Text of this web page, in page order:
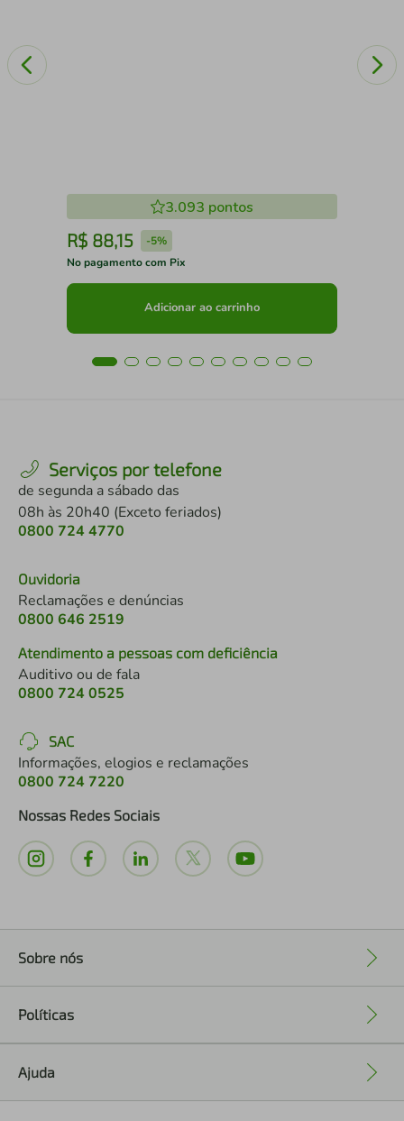
3.093 pontos
R$ 88,15 -5%
No pagamento com Pix
Adicionar ao carrinho
Serviços por telefone
de segunda a sábado das
08h às 20h40 (Exceto feriados)
0800 724 4770
Ouvidoria
Reclamações e denúncias
0800 646 2519
Atendimento a pessoas com deficiência
Auditivo ou de fala
0800 724 0525
SAC
Informações, elogios e reclamações
0800 724 7220
Nossas Redes Sociais
Sobre nós
Políticas
Ajuda